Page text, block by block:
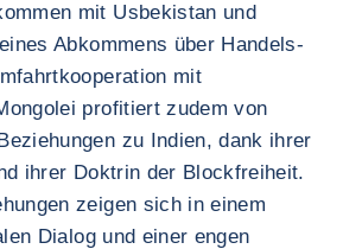
mit Usbekistan und
Abkommens über Handels-
mit
profitiert zudem von
zu Indien, dank ihrer
ihrer Doktrin der Blockfreiheit.
zeigen sich in einem
Dialog und einer engen